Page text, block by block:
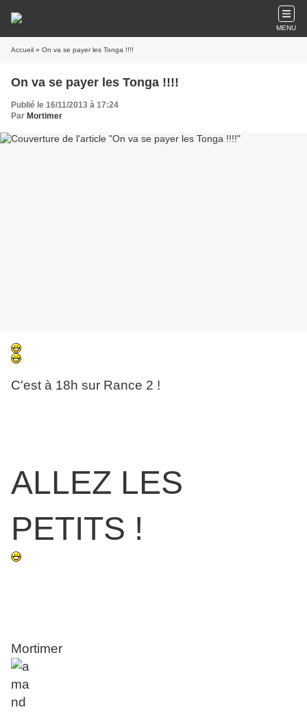
MENU
Accueil » On va se payer les Tonga !!!!
On va se payer les Tonga !!!!
Publié le 16/11/2013 à 17:24
Par Mortimer
C'est à 18h sur Rance 2 !
ALLEZ LES
PETITS !
Mortimer